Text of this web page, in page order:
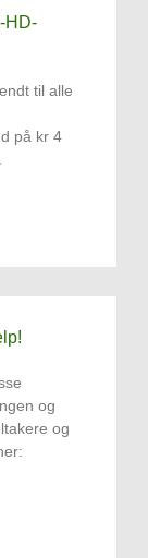
HD-
til alle
på kr 4
og
og